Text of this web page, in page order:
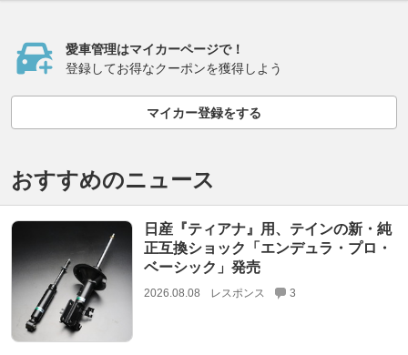
愛車管理はマイカーページで！
登録してお得なクーポンを獲得しよう
マイカー登録をする
おすすめのニュース
日産『ティアナ』用、テインの新・純
正互換ショック「エンデュラ・プロ・
ベーシック」発売
2026.08.08 レスポンス 3